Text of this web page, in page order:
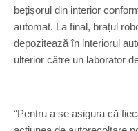
bețișorul din interior
automat. La final, brațul
depozitează în interiorul
ulterior către un laborator
“Pentru a se asigura că